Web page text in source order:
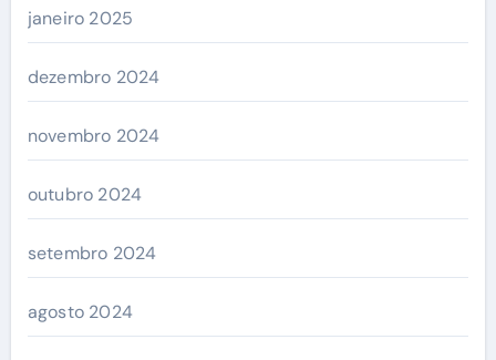
janeiro 2025
dezembro 2024
novembro 2024
outubro 2024
setembro 2024
agosto 2024